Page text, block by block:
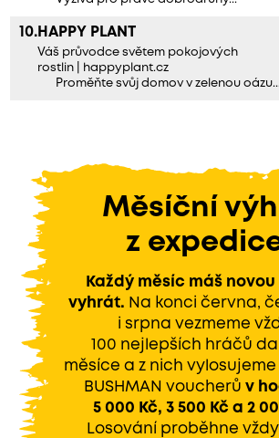
10. HAPPY PLANT
Váš průvodce světem pokojových
rostlin | happyplant.cz
Proměňte svůj domov v zelenou oázu...
Měsíční
z
Každý měsíc máš novou
vyhrát. Na konci června,
i srpna vezmeme
100 nejlepších hráčů
měsíce a z nich
BUSHMAN voucherů v
5 000 Kč, 3 500 Kč a 2
Losování proběhne vždy